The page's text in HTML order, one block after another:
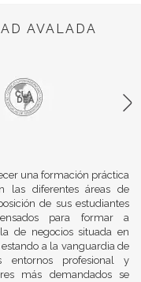
AVALADA
una formación práctica
las diferentes áreas de
de sus estudiantes
para formar a
de negocios situada en
a la vanguardia de
profesional y
más demandados se